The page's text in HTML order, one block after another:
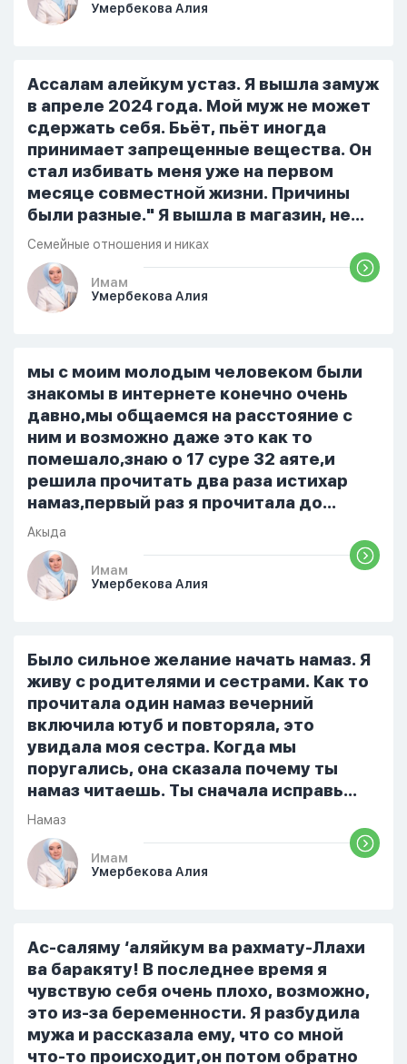
выполнять ему его обязанности по
является Единым Богом и не
принимает слова и контекст игры в
серьез, относиться к игре только как к
развлечению и...
Умербекова Алия
Ассалам алейкум устаз. Я вышла замуж
в апреле 2024 года. Мой муж не может
сдержать себя. Бьёт, пьёт иногда
принимает запрещенные вещества. Он
стал избивать меня уже на первом
месяце совместной жизни. Причины
были разные." Я вышла в магазин, не
помыла вовремя посуду, не
приготовила во время еду, прошу
немного времени и любви" он никогда
не свободен для меня. С 7 утра до 8
только ночью, иногда засыпаю одна.
Мы пытались ему говорить что так
нельзя но он всё равно делает...
Семейные отношения и никах
Имам
Умербекова Алия
мы с моим молодым человеком были
знакомы в интернете конечно очень
давно,мы общаемся на расстояние с
ним и возможно даже это как то
помешало,знаю о 17 суре 32 аяте,и
решила прочитать два раза истихар
намаз,первый раз я прочитала до
«Аср» намаза и сначала было
тревожно,позже стало спокойно и в
голову начали лезть только хорошие
мысли,во второй раз когда я решила в
русский,потому что боялась
ошибиться и то что намаз не
примется,совершила истихар во время
тахаджуд...
Акыда
Имам
Умербекова Алия
Было сильное желание начать намаз. Я
живу с родителями и сестрами. Как то
прочитала один намаз вечерний
включила ютуб и повторяла, это
увидала моя сестра. Когда мы
поругались, она сказала почему ты
намаз читаешь. Ты сначала исправь
себя. После этого я не вставала на
намаз и не видела жайнамаз. Я просто
уже так не могу читать, смотреть . Дуа
я делаю скрытно если делаю дома. Я
От родных же людей.
Намаз
Имам
Умербекова Алия
Ас-саляму ‘аляйкум ва рахмату-Ллахи
ва баракяту! В последнее время я
чувствую себя очень плохо, возможно,
это из-за беременности. Я разбудила
мужа и рассказала ему, что со мной
что-то происходит,он потом обратно